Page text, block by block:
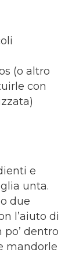
(o altro
con
e
unta.
due
l’aiuto di
dentro
mandorle